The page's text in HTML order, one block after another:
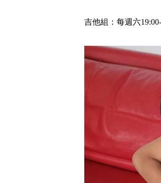
吉他組：每週六